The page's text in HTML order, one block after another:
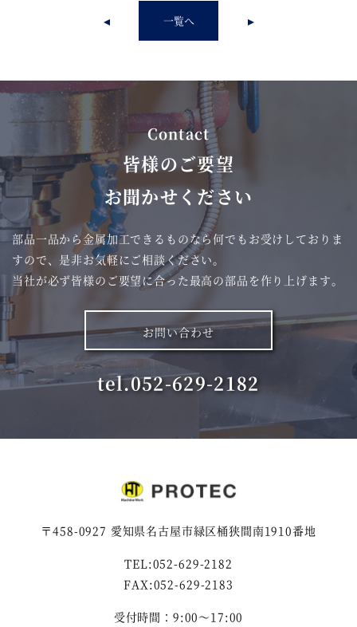
一覧へ
Contact
皆様のご要望
お聞かせください
部品一品から金属加工できるものなら何でもお受けしておりま
すので、 是非お気軽にご相談ください。
当社が必ず皆様のご要望に合った最高の部品を作り上げます。
お問い合わせ
tel.052-629-2182
〒458-0927 愛知県名古屋市緑区桶狭間南1910番地
TEL:052-629-2182
FAX:052-629-2183
受付時間：9:00～17:00